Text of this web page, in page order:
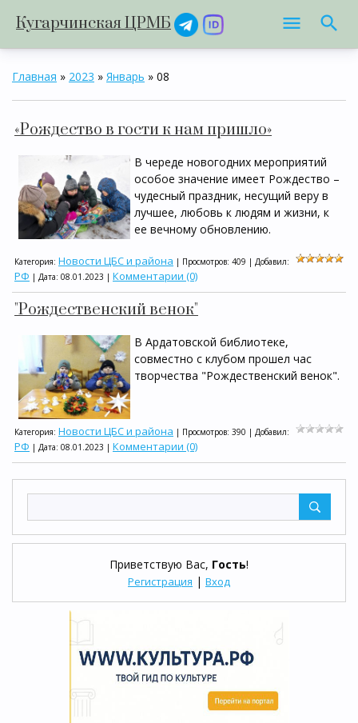
Кугарчинская ЦРМБ
Приветствую Вас, Гость!
Регистрация | Вход
Главная » 2023 » Январь » 08
«Рождество в гости к нам пришло»
В череде новогодних мероприятий
особое значение имеет Рождество –
чудесный праздник, несущий веру в
лучшее, любовь к людям и жизни, к
ее вечному обновлению.
Категория: Новости ЦБС и района | Просмотров: 409 | Добавил:
РФ | Дата: 08.01.2023 | Комментарии (0)
"Рождественский венок"
В Ардатовской библиотеке,
совместно с клубом прошел час
творчества "Рождественский венок".
Категория: Новости ЦБС и района | Просмотров: 390 | Добавил:
РФ | Дата: 08.01.2023 | Комментарии (0)